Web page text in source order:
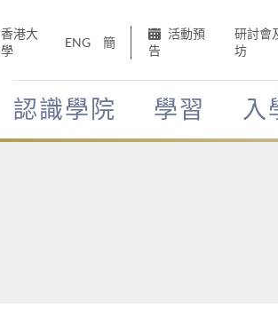
香港大
學
ENG 簡
活動預
告
研討會
坊
認識學院 學習 入